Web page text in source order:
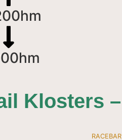
Klosters –
RACEBAR